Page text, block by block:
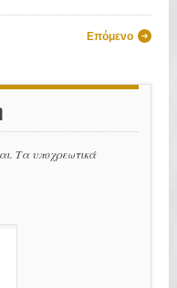
Επόμενο
Τα υποχρεωτικά